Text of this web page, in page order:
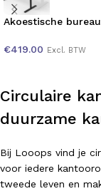
Akoestische
€419.00 Excl. BTW
Circulaire
duurzame
Bij Looops vind je
voor iedere
tweede leven en